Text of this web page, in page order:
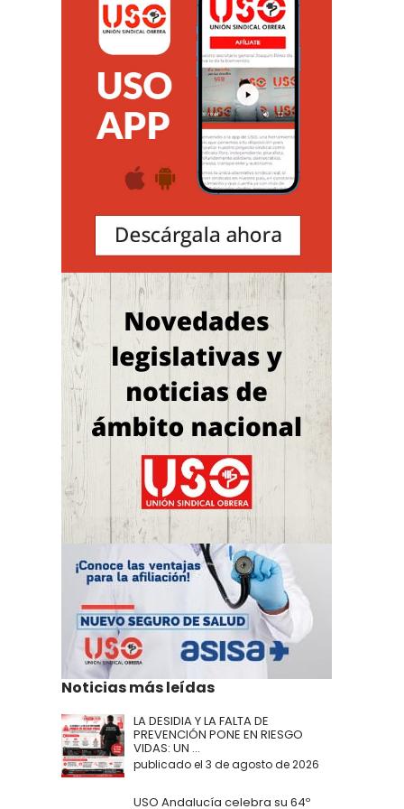
Noticias más leídas
LA DESIDIA Y LA FALTA DE
PREVENCIÓN PONE EN RIESGO
VIDAS: UN ...
publicado el 3 de agosto de 2026
USO Andalucía celebra su 64º